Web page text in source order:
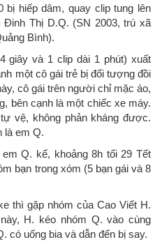
hiếp dâm, quay clip tung lên
Đinh Thị D.Q. (SN 2003, trú xã
Bình).
giây và 1 clip dài 1 phút) xuất
một cô gái trẻ bị đối tượng đồi
cô gái trên người chỉ mặc áo,
bên cạnh là một chiếc xe máy.
vệ, không phản kháng được.
là em Q.
Q. kể, khoảng 8h tối 29 Tết
bạn trong xóm (5 bạn gái và 8
thì gặp nhóm của Cao Viết H.
H. kéo nhóm Q. vào cùng
có uống bia và dẫn đến bị say.